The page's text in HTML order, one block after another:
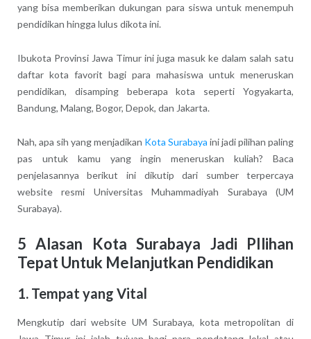
yang bisa memberikan dukungan para siswa untuk menempuh
pendidikan hingga lulus dikota ini.
Ibukota Provinsi Jawa Timur ini juga masuk ke dalam salah satu
daftar kota favorit bagi para mahasiswa untuk meneruskan
pendidikan, disamping beberapa kota seperti Yogyakarta,
Bandung, Malang, Bogor, Depok, dan Jakarta.
Nah, apa sih yang menjadikan Kota Surabaya ini jadi pilihan paling
pas untuk kamu yang ingin meneruskan kuliah? Baca
penjelasannya berikut ini dikutip dari sumber terpercaya
website resmi Universitas Muhammadiyah Surabaya (UM
Surabaya).
5 Alasan Kota Surabaya Jadi PIlihan
Tepat Untuk Melanjutkan Pendidikan
1. Tempat yang Vital
Mengkutip dari website UM Surabaya, kota metropolitan di